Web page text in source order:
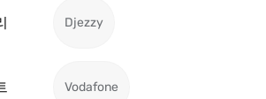
Djezzy
Vodafone